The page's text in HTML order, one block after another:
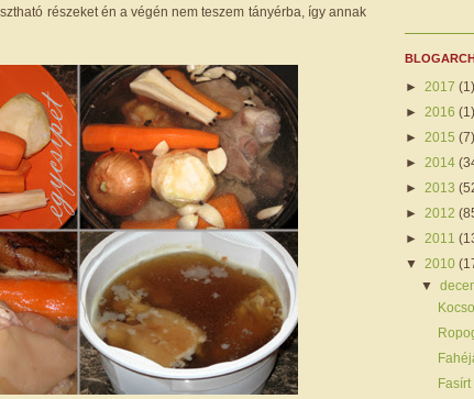
részeket én a végén nem teszem tányérba, így annak
► 2017 (1)
► 2016 (1)
► 2015 (7)
► 2014
► 2013
► 2012
► 2011
▼ 2010
▼
Fasírt